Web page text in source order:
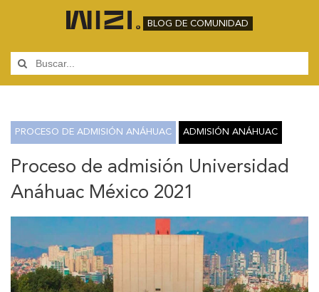
BLOG DE COMUNIDAD
PROCESO DE ADMISIÓN ANÁHUAC ADMISIÓN ANÁHUAC
Proceso de admisión Universidad
Anáhuac México 2021